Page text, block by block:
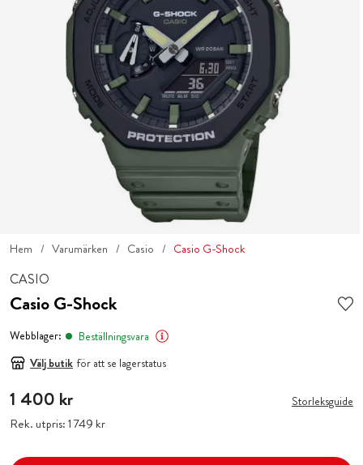
Hem Varumärken Casio Casio G-Shock
CASIO
Casio G-Shock
Webblager:
Beställningsvara
Välj butik för att se lagerstatus
Pris :1 400 kr
1 400 kr
Rek. utpris:Pris:1 749 kr
1 749 kr
Storleksguide